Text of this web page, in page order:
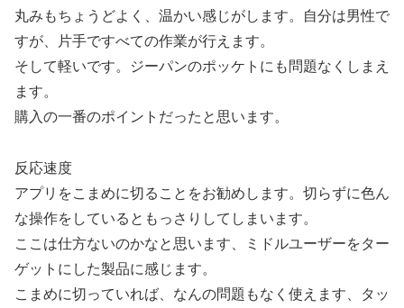
丸みもちょうどよく、温かい感じがします。自分は男性で
すが、片手ですべての作業が行えます。
そして軽いです。ジーパンのポッケトにも問題なくしまえ
ます。
購入の一番のポイントだったと思います。
反応速度
アプリをこまめに切ることをお勧めします。切らずに色ん
な操作をしているともっさりしてしまいます。
ここは仕方ないのかなと思います、ミドルユーザーをター
ゲットにした製品に感じます。
こまめに切っていれば、なんの問題もなく使えます、タッ